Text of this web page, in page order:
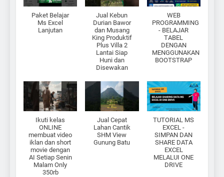
Paket Belajar
Ms Excel
Lanjutan
Jual Kebun
Durian Bawor
dan Musang
King Produktif
Plus Villa 2
Lantai Siap
Huni dan
Disewakan
WEB
PROGRAMMING
- BELAJAR
TABEL
DENGAN
MENGGUNAKAN
BOOTSTRAP
Ikuti kelas
ONLINE
membuat video
iklan dan short
movie dengan
AI Setiap Senin
Malam Only
350rb
Jual Cepat
Lahan Cantik
SHM View
Gunung Batu
TUTORIAL MS
EXCEL -
SIMPAN DAN
SHARE DATA
EXCEL
MELALUI ONE
DRIVE